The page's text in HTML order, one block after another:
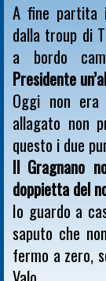
A fine partita
dalla troup di
a bordo
Presidente
Oggi non era
allagato non
questo i due
Il Gragnano
doppietta del
Io guardo a
saputo che
fermo a zero,